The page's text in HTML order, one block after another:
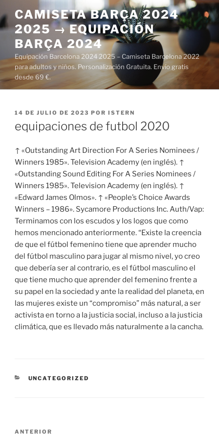
al
contenido
CAMISETA BARÇA 2024
2025 → EQUIPACIÓN
BARÇA 2024
Equipación Barcelona 2024 2025 – Camiseta Barcelona 2022
para adultos y niños. Personalización Gratuita. Envío gratis
desde 69 €.
PUBLICADO
14 DE JULIO DE 2023 POR ISTERN
equipaciones de futbol 2020
↑ «Outstanding Art Direction For A Series Nominees /
Winners 1985». Television Academy (en inglés). ↑
«Outstanding Sound Editing For A Series Nominees /
Winners 1985». Television Academy (en inglés). ↑
«Edward James Olmos». ↑ «People’s Choice Awards
Winners – 1986». Sycamore Productions Inc. Auth/Vap:
Terminamos con los escudos y los logos que como
hemos mencionado anteriormente. “Existe la creencia
de que el fútbol femenino tiene que aprender mucho
del fútbol masculino para jugar al mismo nivel, yo creo
que debería ser al contrario, es el fútbol masculino el
que tiene mucho que aprender del femenino frente a
su papel en la sociedad y ante la realidad del planeta, en
las mujeres existe un “compromiso” más natural, a ser
activista en torno a la justicia social, incluso a la justicia
climática, que es llevado más naturalmente a la cancha.
CATEGORÍAS
UNCATEGORIZED
Entrada
ANTERIOR